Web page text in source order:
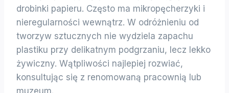
drobinki papieru. Często ma mikropęcherzyki i
nieregularności wewnątrz. W odróżnieniu od
tworzyw sztucznych nie wydziela zapachu
plastiku przy delikatnym podgrzaniu, lecz lekko
żywiczny. Wątpliwości najlepiej rozwiać,
konsultując się z renomowaną pracownią lub
muzeum.